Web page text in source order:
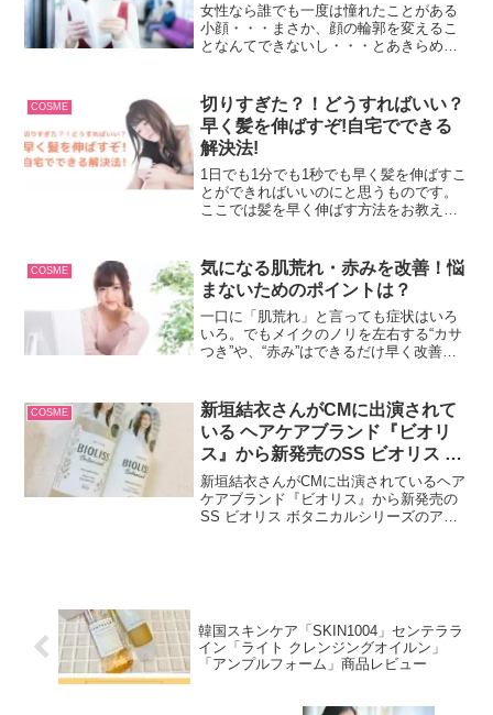
女性なら誰でも一度は憧れたことがある
小顔・・・まさか、顔の輪郭を変えるこ
となんてできないし・・・とあきらめて
ができる簡単な方法を紹介したいと思い
ます！みなさんも小顔メイクに挑戦し
て、なりたい自分を目指してみません
か！？
COSME
切りすぎた？！どうすればいい？
早く髪を伸ばすぞ!自宅でできる
解決法!
1日でも1分でも1秒でも早く髪を伸ばすこ
とができればいいのにと思うものです。
ここでは髪を早く伸ばす方法をお教えし
COSME
気になる肌荒れ・赤みを改善！悩
まないためのポイントは？
一口に「肌荒れ」と言っても症状はいろ
いろ。でもメイクのノリを左右する“カサ
つき”や、“赤み”はできるだけ早く改善し
なことに注意したらいいのでしょう
か！？ここでは、肌荒れ...
COSME
新垣結衣さんがCMに出演されて
いる ヘアケアブランド『ビオリ
ス』から新発売のSS ビオリス ボ
タニカルシリーズのアイテムレビ
ュー
新垣結衣さんがCMに出演されているヘア
ケアブランド『ビオリス』から新発売の
SS ビオリス ボタニカルシリーズのアイ
韓国スキンケア「SKIN1004」センテララ
イン「ライト クレンジングオイルン」
「アンプルフォーム」商品レビュー